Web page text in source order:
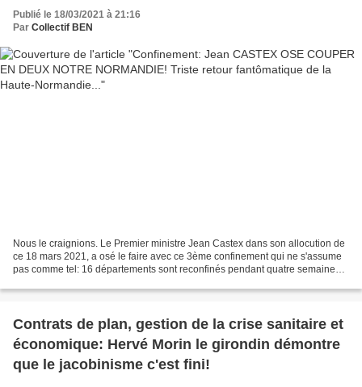
Publié le 18/03/2021 à 21:16
Par Collectif BEN
Nous le craignions. Le Premier ministre Jean Castex dans son allocution de
ce 18 mars 2021, a osé le faire avec ce 3ème confinement qui ne s'assume
pas comme tel: 16 départements sont reconfinés pendant quatre semaines
Contrats de plan, gestion de la crise sanitaire et
économique: Hervé Morin le girondin démontre
que le jacobinisme c'est fini!